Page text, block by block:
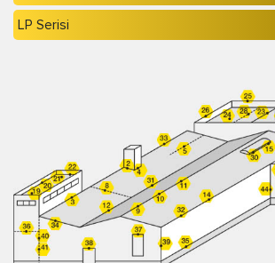
LP Serisi